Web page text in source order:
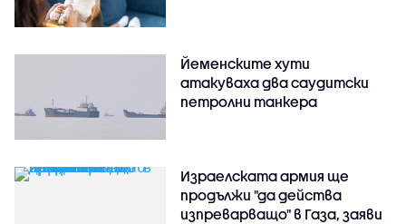
Йеменските хути
атакуваха два саудитски
петролни танкера
Израелската армия ще
продължи "да действа
изпреварващо" в Газа, заяви